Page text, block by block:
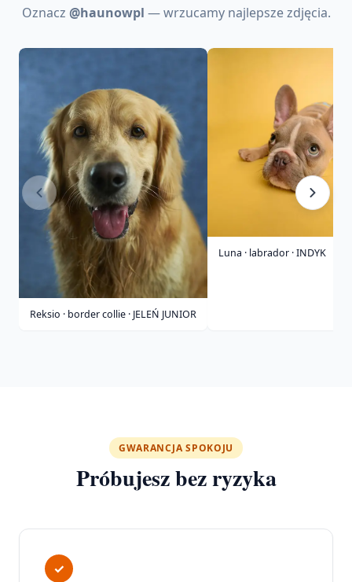
Oznacz @haunowpl — wrzucamy najlepsze zdjęcia.
Reksio · border collie · JELEŃ JUNIOR
Luna · labrador · INDYK
GWARANCJA SPOKOJU
Próbujesz bez ryzyka
✓